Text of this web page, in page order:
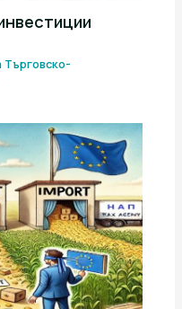
Търговско-